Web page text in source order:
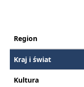
Region
Kraj i świat
Kultura